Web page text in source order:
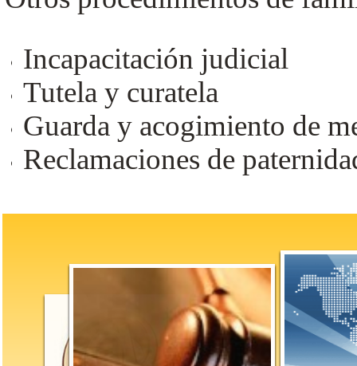
Incapacitación judicial
Tutela y curatela
Guarda y acogimiento de
Reclamaciones de